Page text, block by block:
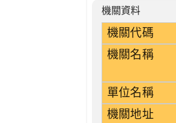
招標公告詳細內容
機關資料
機關代碼
機關名稱
單位名稱
機關地址